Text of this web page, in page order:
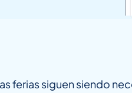
ferias siguen siendo